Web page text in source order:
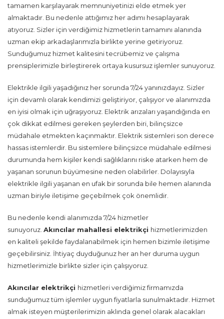
tamamen karşılayarak memnuniyetinizi elde etmek yer
almaktadır. Bu nedenle attığımız her adımı hesaplayarak
atıyoruz. Sizler için verdiğimiz hizmetlerin tamamını alanında
uzman ekip arkadaşlarımızla birlikte yerine getiriyoruz.
Sunduğumuz hizmet kalitesini tecrübemiz ve çalışma
prensiplerimizle birleştirerek ortaya kusursuz işlemler sunuyoruz.
Elektrikle ilgili yaşadığınız her sorunda 7/24 yanınızdayız. Sizler
için devamlı olarak kendimizi geliştiriyor, çalışıyor ve alanımızda
en iyisi olmak için uğraşıyoruz. Elektrik arızaları yaşandığında en
çok dikkat edilmesi gereken şeylerden biri, bilinçsizce
müdahale etmekten kaçınmaktır. Elektrik sistemleri son derece
hassas istemlerdir. Bu sistemlere bilinçsizce müdahale edilmesi
durumunda hem kişiler kendi sağlıklarını riske atarken hem de
yaşanan sorunun büyümesine neden olabilirler. Dolayısıyla
elektrikle ilgili yaşanan en ufak bir sorunda bile hemen alanında
uzman biriyle iletişime geçebilmek çok önemlidir.
Bu nedenle kendi alanımızda 7/24 hizmetler
sunuyoruz. Akıncılar mahallesi elektrikçi hizmetlerimizden
en kaliteli şekilde faydalanabilmek için hemen bizimle iletişime
geçebilirsiniz. İhtiyaç duyduğunuz her an her duruma uygun
hizmetlerimizle birlikte sizler için çalışıyoruz.
Akıncılar elektrikçi hizmetleri verdiğimiz firmamızda
sunduğumuz tüm işlemler uygun fiyatlarla sunulmaktadır. Hizmet
almak isteyen müşterilerimizin aklında genel olarak alacakları